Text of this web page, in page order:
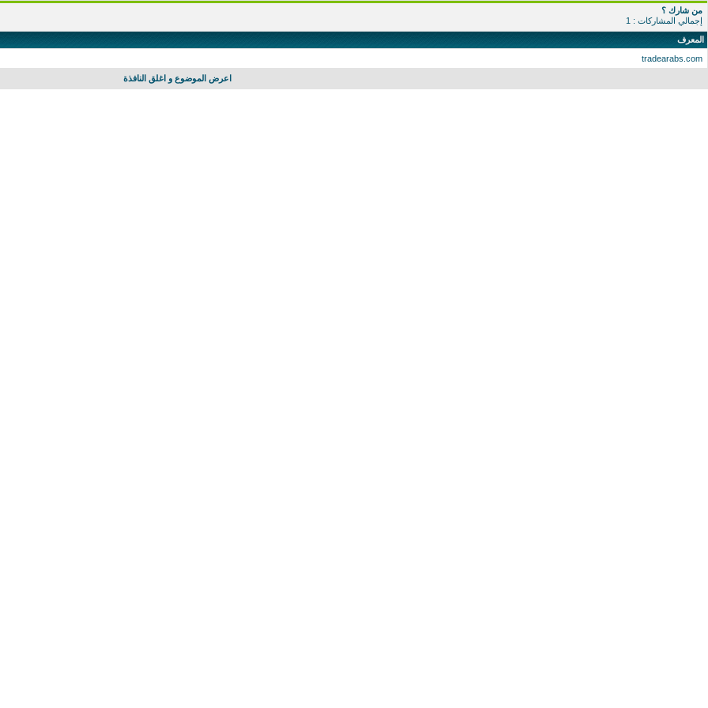
من شارك ؟
إجمالي المشاركات : 1
المعرف
tradearabs.com
اعرض الموضوع و اغلق النافذة